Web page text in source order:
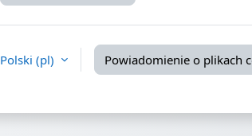
Polski ‎(pl)‎ Powiadomienie o plikach